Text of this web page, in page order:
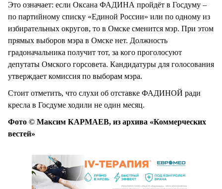
Это означает: если Оксана ФАДИНА пройдёт в Госдуму –
по партийному списку «Единой России» или по одному из
избирательных округов, то в Омске сменится мэр. При этом
прямых выборов мэра в Омске нет. Должность
градоначальника получит тот, за кого проголосуют
депутаты Омского горсовета. Кандидатуры для голосования
утверждает комиссия по выборам мэра.
Стоит отметить, что слухи об отставке ФАДИНОЙ ради
кресла в Госдуме ходили не один месяц.
Фото © Максим КАРМАЕВ, из архива «Коммерческих
вестей»